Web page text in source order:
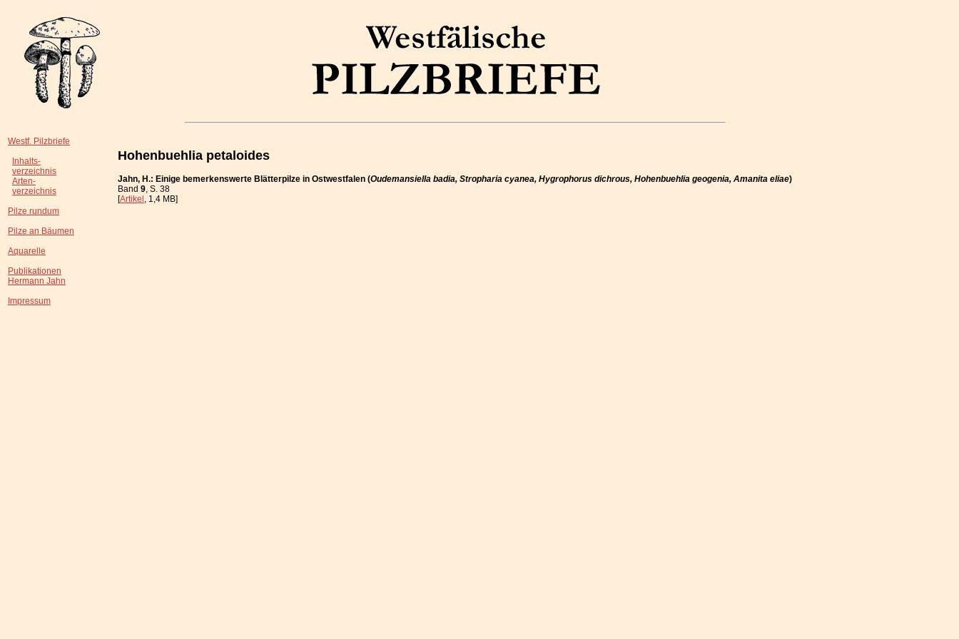
Westf. Pilzbriefe
Inhalts-
verzeichnis
Arten-
verzeichnis
Pilze rundum
Pilze an Bäumen
Aquarelle
Publikationen
Hermann Jahn
Impressum
Hohenbuehlia petaloides
Jahn, H.: Einige bemerkenswerte Blätterpilze in Ostwestfalen (Oudemansiella badia, Stropharia cyanea, Hygrophorus dichrous, Hohenbuehlia geogenia, Amanita eliae)
Band 9, S. 38
[Artikel, 1,4 MB]